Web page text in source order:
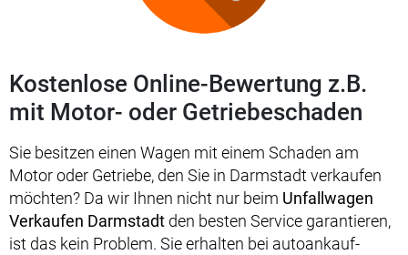
Kostenlose Online-Bewertung z.B.
mit Motor- oder Getriebeschaden
Sie besitzen einen Wagen mit einem Schaden am
Motor oder Getriebe, den Sie in Darmstadt verkaufen
möchten? Da wir Ihnen nicht nur beim Unfallwagen
Verkaufen Darmstadt den besten Service garantieren,
ist das kein Problem. Sie erhalten bei autoankauf-